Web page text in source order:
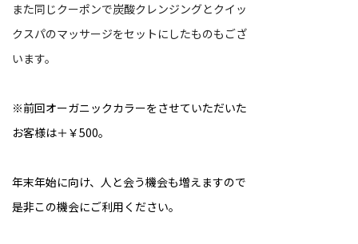
また同じクーポンで炭酸クレンジングとクイッ
クスパのマッサージをセットにしたものもござ
います。
※前回オーガニックカラーをさせていただいた
お客様は＋￥500。
年末年始に向け、人と会う機会も増えますので
是非この機会にご利用ください。